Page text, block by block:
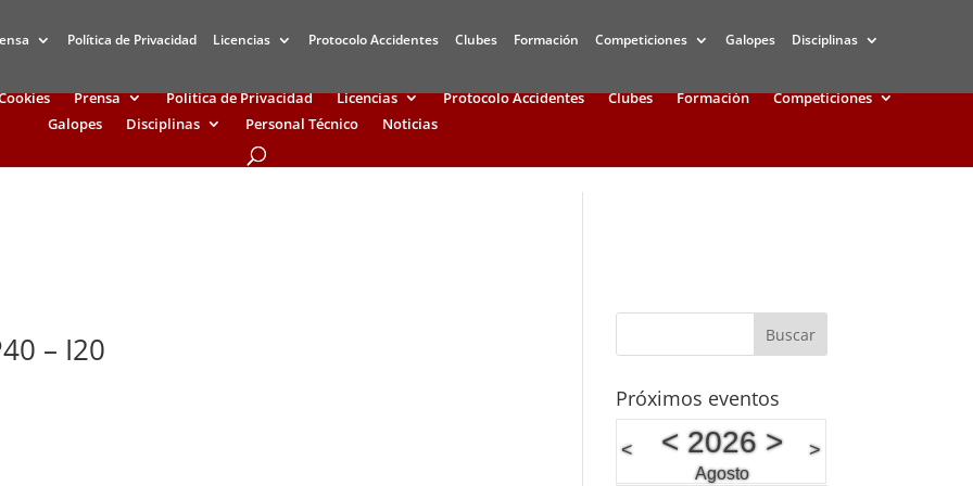
Política de Privacidad Licencias Protocolo Accidentes Clubes Formación Competiciones Galopes Disciplinas
Prensa Política de Privacidad Licencias Protocolo Accidentes Clubes Formación
Competiciones
Galopes
Disciplinas Personal Técnico Noticias
– I20
Próximos eventos
< <2026 >
Agosto
>